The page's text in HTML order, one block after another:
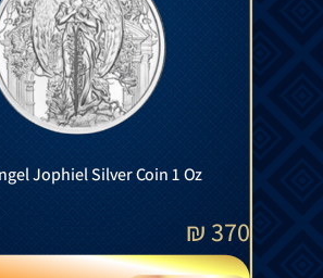
Jophiel Silver Coin 1 Oz
370
₪